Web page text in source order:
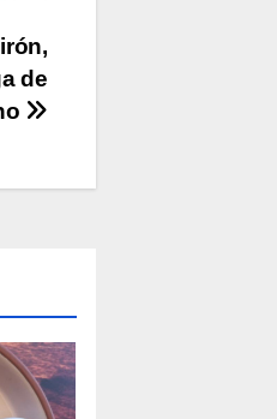
de